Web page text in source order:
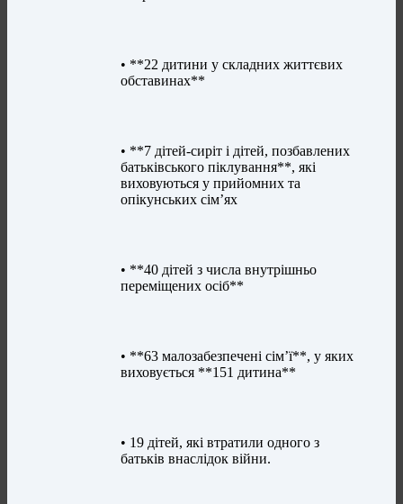
• **22 дитини у складних життєвих
обставинах**
• **7 дітей-сиріт і дітей, позбавлених
батьківського піклування**, які
виховуються у прийомних та
опікунських сім’ях
• **40 дітей з числа внутрішньо
переміщених осіб**
• **63 малозабезпечені сім’ї**, у яких
виховується **151 дитина**
• 19 дітей, які втратили одного з
батьків внаслідок війни.